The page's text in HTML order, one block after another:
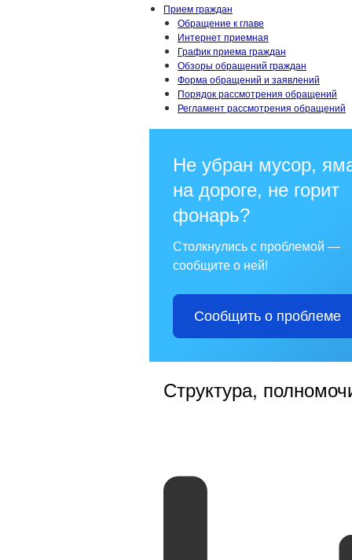
Прием граждан
Обращение к главе
Интернет приемная
График приема граждан
Обзоры обращений граждан
Форма обращений и заявлений
Порядок рассмотрения обращений
Регламент рассмотрения обращений
Не убран мусор,
на дороге, не горит
фонарь?
Столкнулись с проблемой —
сообщите о ней!
Сообщить о проблеме
Структура,